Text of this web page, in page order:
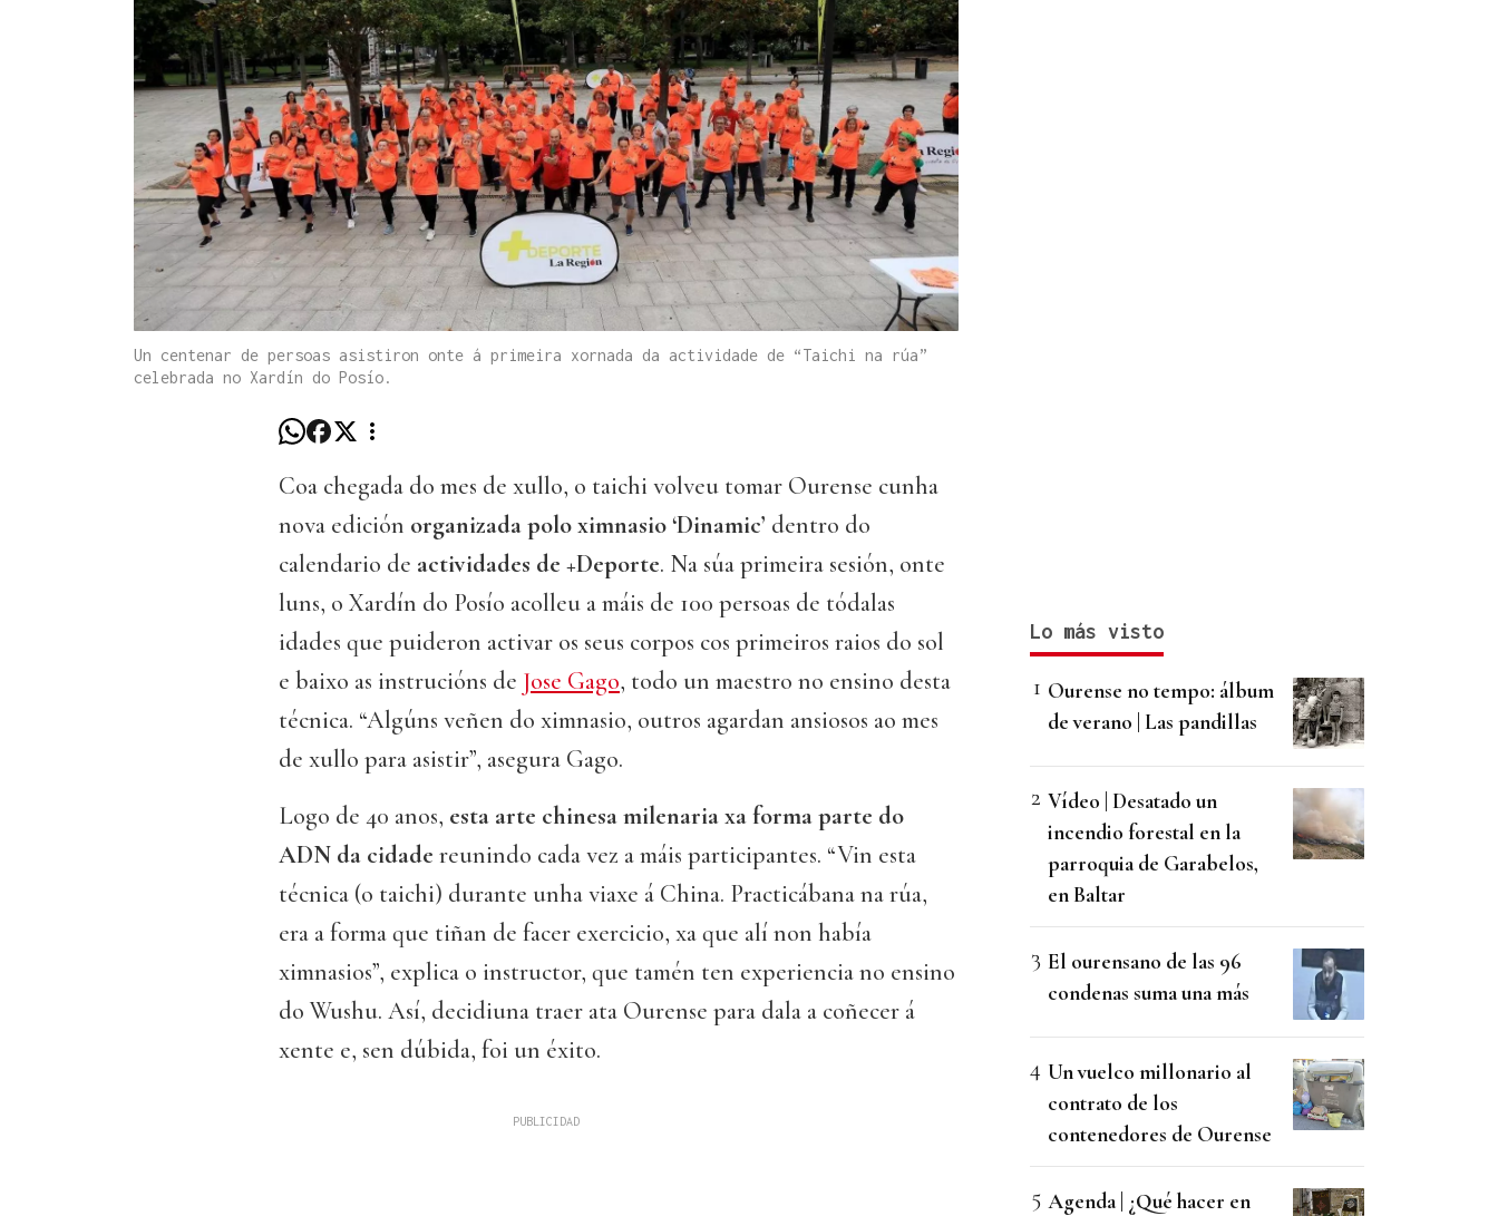
Un centenar de persoas asistiron onte á primeira xornada da actividade de “Taichi na rúa”
celebrada no Xardín do Posío.
Coa chegada do mes de xullo, o taichi volveu tomar Ourense cunha
nova edición organizada polo ximnasio ‘Dinamic’ dentro do
calendario de actividades de +Deporte. Na súa primeira sesión, onte
luns, o Xardín do Posío acolleu a máis de 100 persoas de tódalas
idades que puideron activar os seus corpos cos primeiros raios do sol
e baixo as instrucións de Jose Gago, todo un maestro no ensino desta
técnica. “Algúns veñen do ximnasio, outros agardan ansiosos ao mes
de xullo para asistir”, asegura Gago.
Logo de 40 anos, esta arte chinesa milenaria xa forma parte do
ADN da cidade reunindo cada vez a máis participantes. “Vin esta
técnica (o taichi) durante unha viaxe á China. Practicábana na rúa,
era a forma que tiñan de facer exercicio, xa que alí non había
ximnasios”, explica o instructor, que tamén ten experiencia no ensino
do Wushu. Así, decidiuna traer ata Ourense para dala a coñecer á
xente e, sen dúbida, foi un éxito.
Lo más visto
Ourense no tempo: álbum
de verano | Las pandillas
Vídeo | Desatado un
incendio forestal en la
parroquia de Garabelos,
en Baltar
El ourensano de las 96
condenas suma una más
Un vuelco millonario al
contrato de los
contenedores de Ourense
Agenda | ¿Qué hacer en